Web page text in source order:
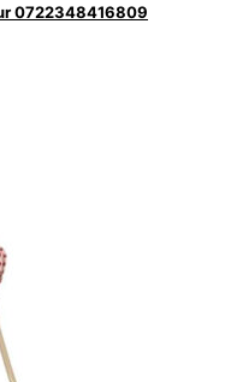
0722348416809